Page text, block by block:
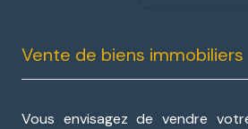
immobilières à
MANOIREet ses
Vente de biens immobiliers
Vous envisagez de vendre